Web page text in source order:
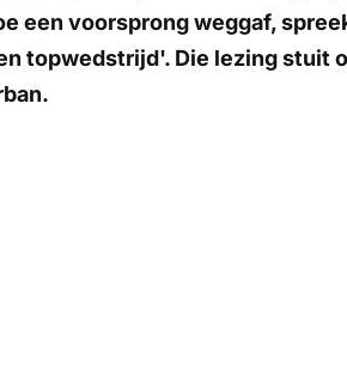
een voorsprong weggaf,
topwedstrijd'. Die lezing stuit